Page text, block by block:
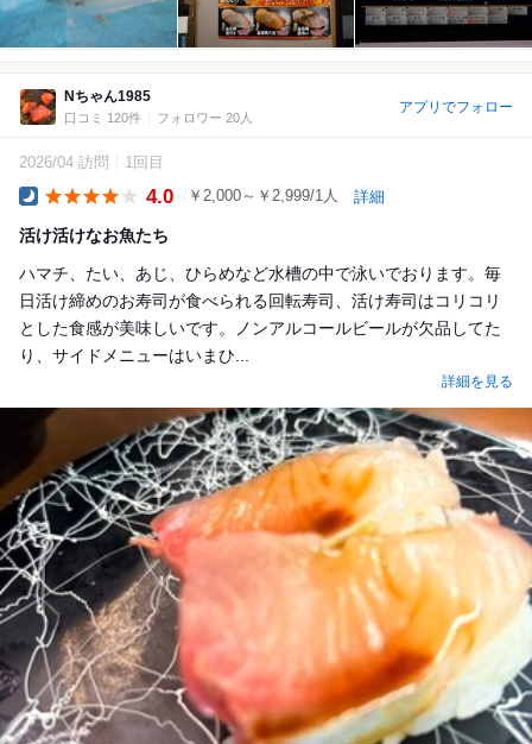
Nちゃん1985
口コミ 120件 フォロワー 20人
アプリでフォロー
2026/04 訪問 1回目
4.0 ￥2,000～￥2,999/1人 詳細
活け活けなお魚たち
ハマチ、たい、あじ、ひらめなど水槽の中で泳いでおります。毎
日活け締めのお寿司が食べられる回転寿司、活け寿司はコリコリ
とした食感が美味しいです。ノンアルコールビールが欠品してた
り、サイドメニューはいまひ...
詳細を見る